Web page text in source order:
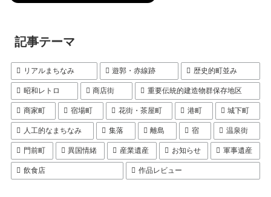
記事テーマ
リアルまちなみ 遊郭・赤線跡 歴史的町並み
昭和レトロ 商店街 重要伝統的建造物群保存地区
商家町 宿場町 花街・茶屋町 港町 城下町
人工的なまちなみ 集落 離島 宿 温泉街
門前町 異国情緒 産業遺産 お知らせ 軍事遺産
飲食店 作品レビュー